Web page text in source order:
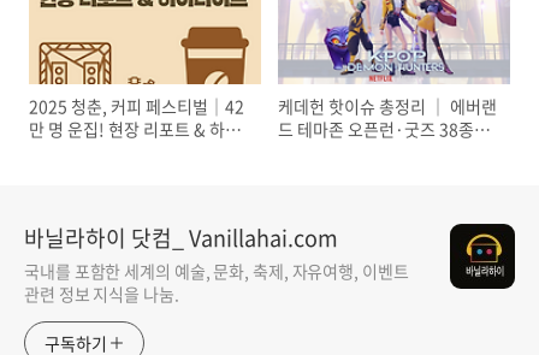
2025 청춘, 커피 페스티벌│42
만 명 운집! 현장 리포트 & 하이
케데헌 핫이슈 총정리 │ 에버랜
드 테마존 오픈런·굿즈 38종
바닐라하이 닷컴_ Vanillahai.com
국내를 포함한 세계의 예술, 문화, 축제, 자유여행, 이벤트
관련 정보 지식을 나눔.
구독하기